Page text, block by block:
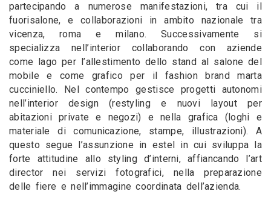
partecipando a numerose manifestazioni, tra cui il
fuorisalone, e collaborazioni in ambito nazionale tra
vicenza, roma e milano. Successivamente si
specializza nell’interior collaborando con aziende
come lago per l’allestimento dello stand al salone del
mobile e come grafico per il fashion brand marta
cucciniello. Nel contempo gestisce progetti autonomi
nell’interior design (restyling e nuovi layout per
abitazioni private e negozi) e nella grafica (loghi e
materiale di comunicazione, stampe, illustrazioni). A
questo segue l’assunzione in estel in cui sviluppa la
forte attitudine allo styling d’interni, affiancando l’art
director nei servizi fotografici, nella preparazione
delle fiere e nell’immagine coordinata dell’azienda.